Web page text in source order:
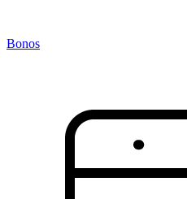
Bonos